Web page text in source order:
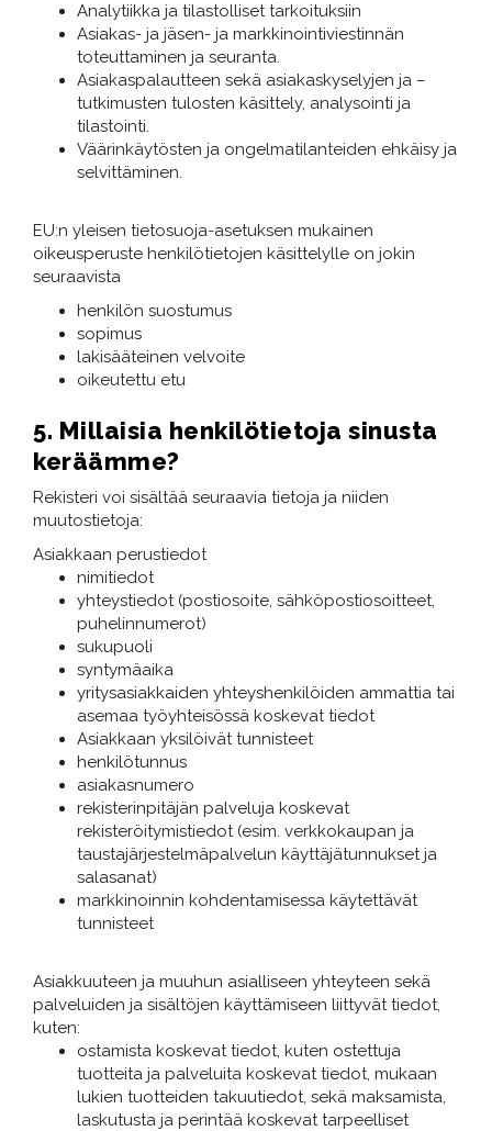
Analytiikka ja tilastolliset tarkoituksiin
Asiakas- ja jäsen- ja markkinointiviestinnän
toteuttaminen ja seuranta.
Asiakaspalautteen sekä asiakaskyselyjen ja –
tutkimusten tulosten käsittely, analysointi ja
tilastointi.
Väärinkäytösten ja ongelmatilanteiden ehkäisy ja
selvittäminen.
EU:n yleisen tietosuoja-asetuksen mukainen
oikeusperuste henkilötietojen käsittelylle on jokin
seuraavista
henkilön suostumus
sopimus
lakisääteinen velvoite
oikeutettu etu
5. Millaisia henkilötietoja sinusta
keräämme?
Rekisteri voi sisältää seuraavia tietoja ja niiden
muutostietoja:
Asiakkaan perustiedot
nimitiedot
yhteystiedot (postiosoite, sähköpostiosoitteet,
puhelinnumerot)
sukupuoli
syntymäaika
yritysasiakkaiden yhteyshenkilöiden ammattia tai
asemaa työyhteisössä koskevat tiedot
Asiakkaan yksilöivät tunnisteet
henkilötunnus
asiakasnumero
rekisterinpitäjän palveluja koskevat
rekisteröitymistiedot (esim. verkkokaupan ja
taustajärjestelmäpalvelun käyttäjätunnukset ja
salasanat)
markkinoinnin kohdentamisessa käytettävät
tunnisteet
Asiakkuuteen ja muuhun asialliseen yhteyteen sekä
palveluiden ja sisältöjen käyttämiseen liittyvät tiedot,
kuten:
ostamista koskevat tiedot, kuten ostettuja
tuotteita ja palveluita koskevat tiedot, mukaan
lukien tuotteiden takuutiedot, sekä maksamista,
laskutusta ja perintää koskevat tarpeelliset